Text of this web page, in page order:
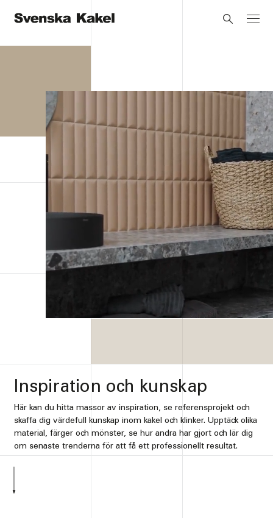
Inspiration och kunskap
Här kan du hitta massor av inspiration, se referensprojekt och
skaffa dig värdefull kunskap inom kakel och klinker. Upptäck olika
material, färger och mönster, se hur andra har gjort och lär dig
om senaste trenderna för att få ett professionellt resultat.